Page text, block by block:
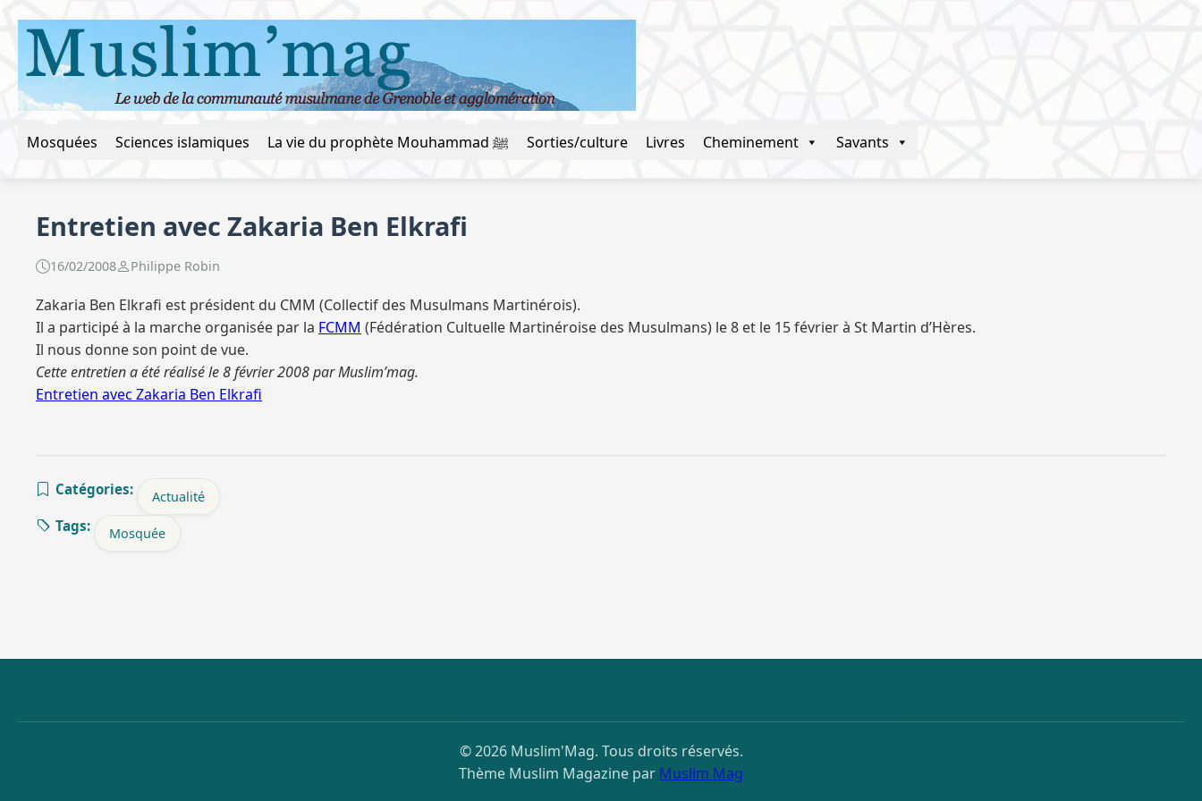
Mosquées Sciences islamiques La vie du prophète Mouhammad ﷺ Sorties/culture Livres Cheminement Savants
Entretien avec Zakaria Ben Elkrafi
16/02/2008 Philippe Robin
Zakaria Ben Elkrafi est président du CMM (Collectif des Musulmans Martinérois).
Il a participé à la marche organisée par la FCMM (Fédération Cultuelle Martinéroise des Musulmans) le 8 et le 15 février à St Martin d’Hères.
Il nous donne son point de vue.
Cette entretien a été réalisé le 8 février 2008 par Muslim’mag.
Entretien avec Zakaria Ben Elkrafi
Catégories: Actualité
Tags: Mosquée
© 2026 Muslim'Mag. Tous droits réservés.
Thème Muslim Magazine par Muslim Mag